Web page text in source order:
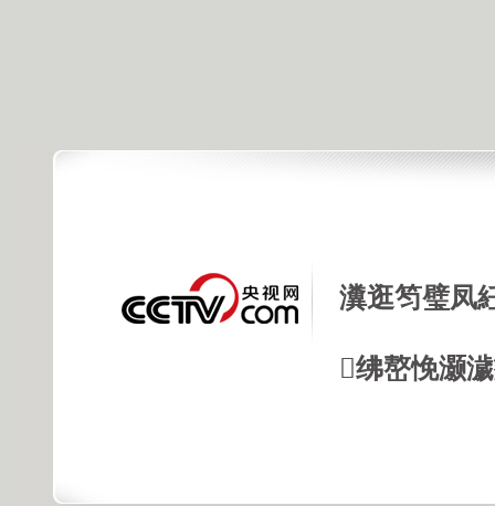
瀵逛笉璧凤
绋嶅悗灏